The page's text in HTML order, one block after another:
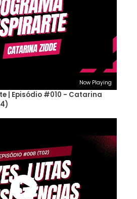
Now Playing
| Episódio #010 - Catarina